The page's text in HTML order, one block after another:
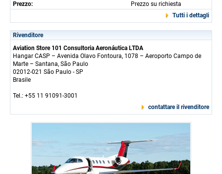
Prezzo:
Prezzo su richiesta
Tutti i dettagli
Rivenditore
Aviation Store 101 Consultoria Aeronáutica LTDA
Hangar CASP – Avenida Olavo Fontoura, 1078 – Aeroporto Campo de
Marte – Santana, São Paulo
02012-021 São Paulo - SP
Brasile
Tel.: +55 11 91091-3001
contattare il rivenditore